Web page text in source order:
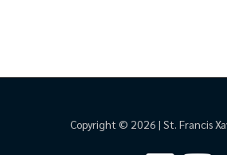
Copyright © 2026 | St. Francis